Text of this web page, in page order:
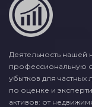
Деятельность нашей
профессиональную
убытков для
по оценке и
активов: от